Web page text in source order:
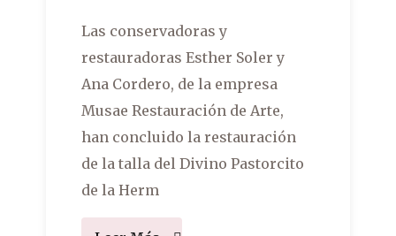
Las conservadoras y
restauradoras Esther Soler y
Ana Cordero, de la empresa
Musae Restauración de Arte,
han concluido la restauración
de la talla del Divino Pastorcito
de la Herm